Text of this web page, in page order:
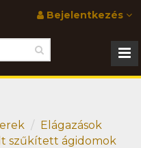
Bejelentkezés
Elágazások
szűkített ágidomok